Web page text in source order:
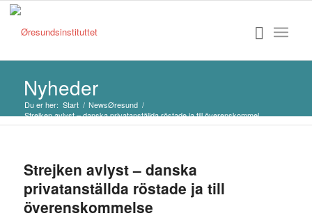
Nyheder
Du er her: Start / NewsØresund /
Strejken avlyst – danska privatanställda röstade ja till överenskommel...
Strejken avlyst – danska
privatanställda röstade ja till
överenskommelse